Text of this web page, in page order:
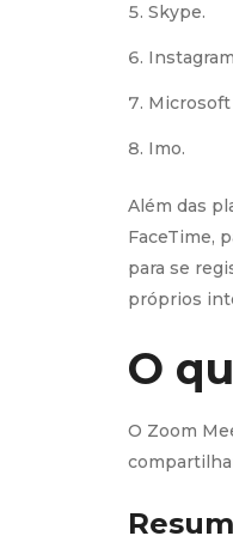
Skype.
Microsoft
Imo.
Além das
FaceTime,
para se
próprios
O
O Zoom